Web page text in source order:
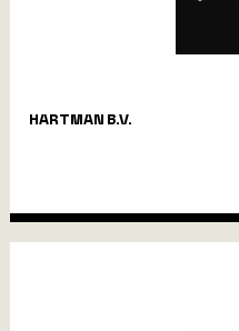
HARTMAN B.V.